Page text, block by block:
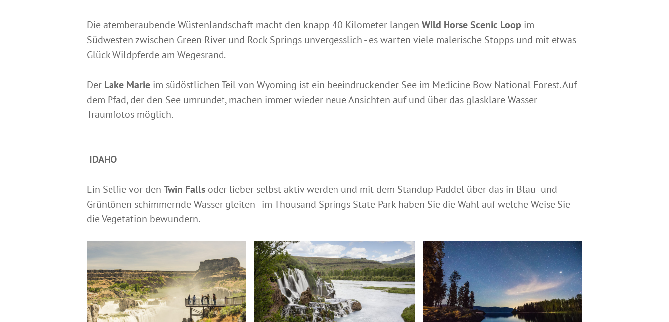
Die atemberaubende Wüstenlandschaft macht den knapp 40 Kilometer langen Wild Horse Scenic Loop im
Südwesten zwischen Green River und Rock Springs unvergesslich - es warten viele malerische Stopps und mit etwas
Glück Wildpferde am Wegesrand.
Der Lake Marie im südöstlichen Teil von Wyoming ist ein beeindruckender See im Medicine Bow National Forest. Auf
dem Pfad, der den See umrundet, machen immer wieder neue Ansichten auf und über das glasklare Wasser
Traumfotos möglich.
IDAHO
Ein Selfie vor den Twin Fallsoder lieber selbst aktiv werden und mit dem Standup Paddel über das in Blau- und
Grüntönen schimmernde Wasser gleiten - im Thousand Springs State Park haben Sie die Wahl auf welche Weise Sie
die Vegetation bewundern.